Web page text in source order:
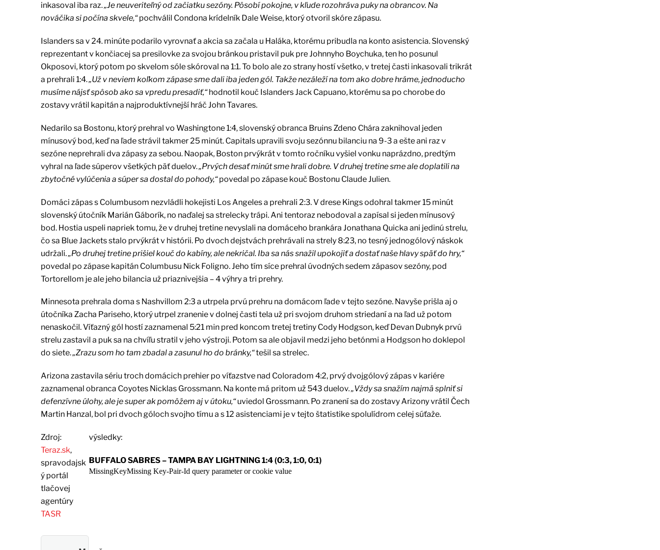
inkasoval iba raz.„Je neuveriteľný od začiatku sezóny. Pôsobí pokojne, v kľude rozohráva puky na obrancov. Na
nováčika si počína skvele,“pochválil Condona krídelník Dale Weise, ktorý otvoril skóre zápasu.
Islanders sa v 24. minúte podarilo vyrovnať a akcia sa začala u Haláka, ktorému pribudla na konto asistencia. Slovenský
reprezentant v končiacej sa presilovke za svojou bránkou pristavil puk pre Johnnyho Boychuka, ten ho posunul
Okposovi, ktorý potom po skvelom sóle skóroval na 1:1. To bolo ale zo strany hostí všetko, v tretej časti inkasovali trikrát
a prehrali 1:4.„Už v neviem koľkom zápase sme dali iba jeden gól. Takže nezáleží na tom ako dobre hráme, jednoducho
musíme nájsť spôsob ako sa vpredu presadiť,“hodnotil kouč Islanders Jack Capuano, ktorému sa po chorobe do
zostavy vrátil kapitán a najproduktívnejší hráč John Tavares.
Nedarilo sa Bostonu, ktorý prehral vo Washingtone 1:4, slovenský obranca Bruins Zdeno Chára zaknihoval jeden
mínusový bod, keď na ľade strávil takmer 25 minút. Capitals upravili svoju sezónnu bilanciu na 9-3 a ešte ani raz v
sezóne neprehrali dva zápasy za sebou. Naopak, Boston prvýkrát v tomto ročníku vyšiel vonku naprázdno, predtým
vyhral na ľade súperov všetkých päť duelov.„Prvých desať minút sme hrali dobre. V druhej tretine sme ale doplatili na
zbytočné vylúčenia a súper sa dostal do pohody,“povedal po zápase kouč Bostonu Claude Julien.
Domáci zápas s Columbusom nezvládli hokejisti Los Angeles a prehrali 2:3. V drese Kings odohral takmer 15 minút
slovenský útočník Marián Gáborík, no naďalej sa strelecky trápi. Ani tentoraz nebodoval a zapísal si jeden mínusový
bod. Hostia uspeli napriek tomu, že v druhej tretine nevyslali na domáceho brankára Jonathana Quicka ani jedinú strelu,
čo sa Blue Jackets stalo prvýkrát v histórii. Po dvoch dejstvách prehrávali na strely 8:23, no tesný jednogólový náskok
udržali.„Po druhej tretine prišiel kouč do kabíny, ale nekričal. Iba sa nás snažil upokojiť a dostať naše hlavy späť do hry,“
povedal po zápase kapitán Columbusu Nick Foligno. Jeho tím síce prehral úvodných sedem zápasov sezóny, pod
Tortorellom je ale jeho bilancia už priaznivejšia – 4 výhry a tri prehry.
Minnesota prehrala doma s Nashvillom 2:3 a utrpela prvú prehru na domácom ľade v tejto sezóne. Navyše prišla aj o
útočníka Zacha Pariseho, ktorý utrpel zranenie v dolnej časti tela už pri svojom druhom striedaní a na ľad už potom
nenaskočil. Víťazný gól hostí zaznamenal 5:21 min pred koncom tretej tretiny Cody Hodgson, keď Devan Dubnyk prvú
strelu zastavil a puk sa na chvíľu stratil v jeho výstroji. Potom sa ale objavil medzi jeho betónmi a Hodgson ho doklepol
do siete.„Zrazu som ho tam zbadal a zasunul ho do bránky,“tešil sa strelec.
Arizona zastavila sériu troch domácich prehier po víťazstve nad Coloradom 4:2, prvý dvojgólový zápas v kariére
zaznamenal obranca Coyotes Nicklas Grossmann. Na konte má pritom už 543 duelov.„Vždy sa snažím najmä splniť si
defenzívne úlohy, ale je super ak pomôžem aj v útoku,“uviedol Grossmann. Po zranení sa do zostavy Arizony vrátil Čech
Martin Hanzal, bol pri dvoch góloch svojho tímu a s 12 asistenciami je v tejto štatistike spolulídrom celej súťaže.
výsledky:
BUFFALO SABRES – TAMPA BAY LIGHTNING 1:4 (0:3, 1:0, 0:1)
Zdroj:
Teraz.sk,
spravodajsk
ý portál
tlačovej
agentúry
TASR